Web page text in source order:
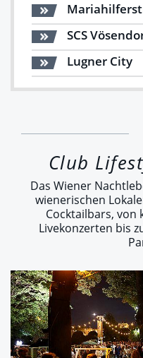
SCS
Lugner City
Club
Das Wiener
wienerischen
Cocktailbars, von
Livekonzerten bis